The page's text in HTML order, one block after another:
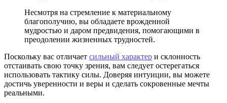
Несмотря на стремление к материальному
благополучию, вы обладаете врожденной
мудростью и даром предвидения, помогающими в
преодолении жизненных трудностей.
Поскольку вас отличает сильный характер и склонность
отстаивать свою точку зрения, вам следует остерегаться
использовать тактику силы. Доверяя интуиции, вы можете
достичь уверенности и веры и сделать сокровенные мечты
реальными.